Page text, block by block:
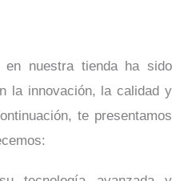
en nuestra tienda ha sido
la innovación, la calidad y
te presentamos